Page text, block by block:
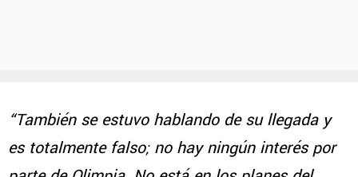
“También se estuvo hablando de su llegada y
es totalmente falso; no hay ningún interés por